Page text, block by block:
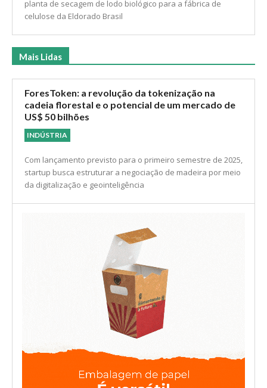
planta de secagem de lodo biológico para a fábrica de
celulose da Eldorado Brasil
Mais Lidas
ForesToken: a revolução da tokenização na
cadeia florestal e o potencial de um mercado de
US$ 50 bilhões
INDÚSTRIA
Com lançamento previsto para o primeiro semestre de 2025,
startup busca estruturar a negociação de madeira por meio
da digitalização e geointeligência